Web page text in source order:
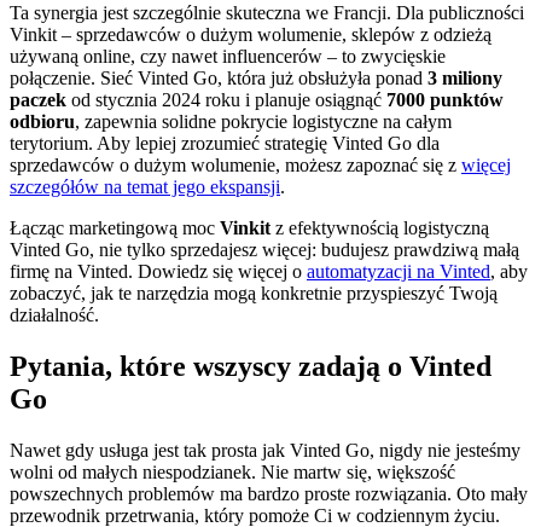
Ta synergia jest szczególnie skuteczna we Francji. Dla publiczności
Vinkit – sprzedawców o dużym wolumenie, sklepów z odzieżą
używaną online, czy nawet influencerów – to zwycięskie
połączenie. Sieć Vinted Go, która już obsłużyła ponad 3 miliony
paczek od stycznia 2024 roku i planuje osiągnąć 7000 punktów
odbioru, zapewnia solidne pokrycie logistyczne na całym
terytorium. Aby lepiej zrozumieć strategię Vinted Go dla
sprzedawców o dużym wolumenie, możesz zapoznać się z więcej
szczegółów na temat jego ekspansji.
Łącząc marketingową moc Vinkit z efektywnością logistyczną
Vinted Go, nie tylko sprzedajesz więcej: budujesz prawdziwą małą
firmę na Vinted. Dowiedz się więcej o automatyzacji na Vinted, aby
zobaczyć, jak te narzędzia mogą konkretnie przyspieszyć Twoją
działalność.
Pytania, które wszyscy zadają o Vinted
Go
Nawet gdy usługa jest tak prosta jak Vinted Go, nigdy nie jesteśmy
wolni od małych niespodzianek. Nie martw się, większość
powszechnych problemów ma bardzo proste rozwiązania. Oto mały
przewodnik przetrwania, który pomoże Ci w codziennym życiu.